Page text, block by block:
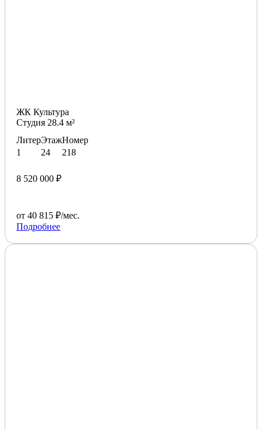
ЖК Культура
Студия 28.4 м²
Литер
1
Этаж
24
Номер
218
8 520 000 ₽
от 40 815 ₽/мес.
Подробнее